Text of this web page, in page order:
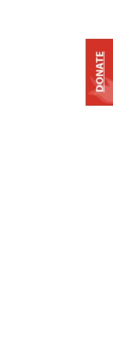
DONATE